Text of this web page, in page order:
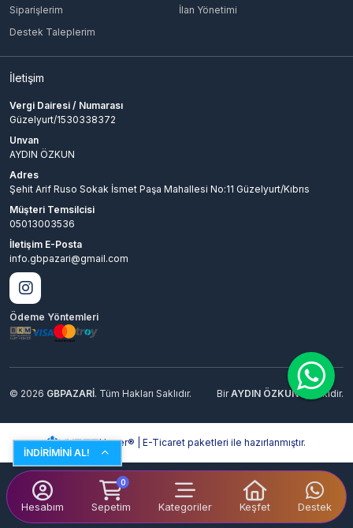
İNDİRİMİNİ AL!
Hesabım
0
Sepetim Kategoriler Keşfet Destek
Siparişlerim
İlan Yönetimi
Destek Taleplerim
İletişim
Vergi Dairesi / Numarası
Güzelyurt/1530338372
Unvan
AYDIN ÖZKUN
Adres
Şehit Arif Ruso Sokak İsmet Paşa Mahallesi No:11 Güzelyurt/Kıbrıs
Müşteri Temsilcisi
05013003536
İletişim E-Posta
info.gbpazari@gmail.com
Ödeme Yöntemleri
© 2026 GBPAZARİ. Tüm Hakları Saklıdır. BirAYDIN ÖZKUNİştirakidir.
Hyper® | E-Ticaret paketleri ile hazırlanmıştır.